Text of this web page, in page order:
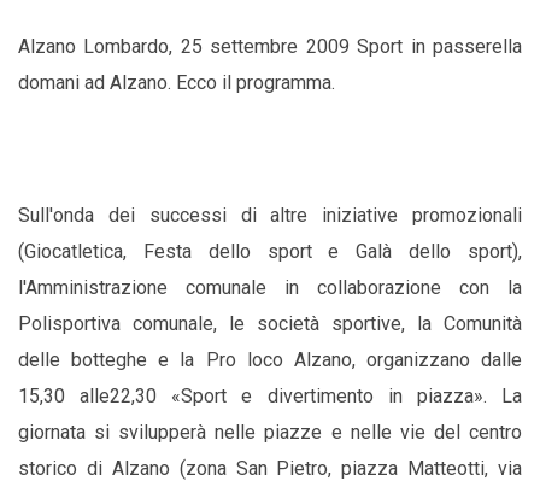
Alzano Lombardo, 25 settembre 2009Sport in passerella
domani ad Alzano. Ecco il programma.
Sull'onda dei successi di altre iniziative promozionali
(Giocatletica, Festa dello sport e Galà dello sport),
l'Amministrazione comunale in collaborazione con la
Polisportiva comunale, le società sportive, la Comunità
delle botteghe e la Pro loco Alzano, organizzano dalle
15,30 alle22,30 «Sport e divertimento in piazza». La
giornata si svilupperà nelle piazze e nelle vie del centro
storico di Alzano (zona San Pietro, piazza Matteotti, via